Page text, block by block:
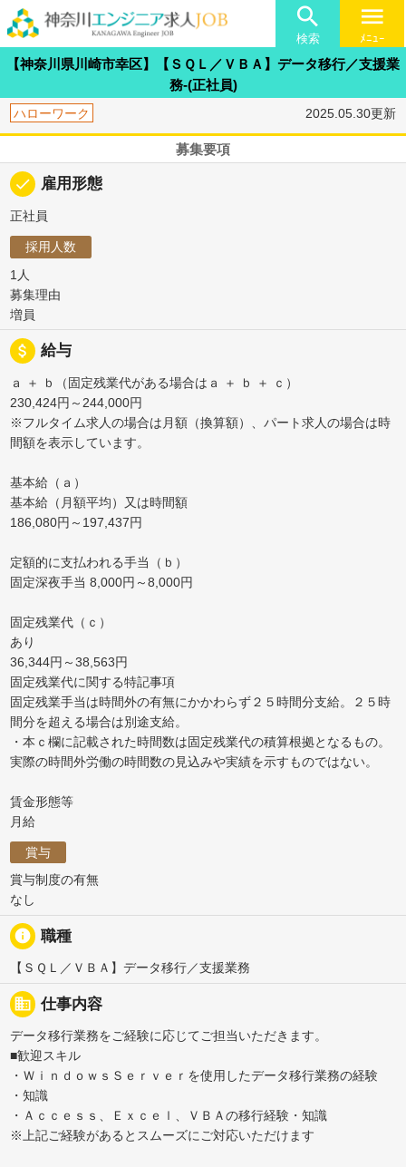

検索
menu
ﾒﾆｭｰ
【神奈川県川崎市幸区】【ＳＱＬ／ＶＢＡ】データ移行／支援業
務-(正社員)
ハローワーク 2025.05.30更新
募集要項
done 雇用形態
正社員
採用人数
1人
募集理由
増員
attach_money 給与
ａ ＋ ｂ（固定残業代がある場合はａ ＋ ｂ ＋ ｃ）
230,424円～244,000円
※フルタイム求人の場合は月額（換算額）、パート求人の場合は時
間額を表示しています。
基本給（ａ）
基本給（月額平均）又は時間額
186,080円～197,437円
定額的に支払われる手当（ｂ）
固定深夜手当 8,000円～8,000円
固定残業代（ｃ）
あり
36,344円～38,563円
固定残業代に関する特記事項
固定残業手当は時間外の有無にかかわらず２５時間分支給。２５時
間分を超える場合は別途支給。
・本ｃ欄に記載された時間数は固定残業代の積算根拠となるもの。
実際の時間外労働の時間数の見込みや実績を示すものではない。
賃金形態等
月給
賞与
賞与制度の有無
なし
info 職種
【ＳＱＬ／ＶＢＡ】データ移行／支援業務
business 仕事内容
データ移行業務をご経験に応じてご担当いただきます。
■歓迎スキル
・ＷｉｎｄｏｗｓＳｅｒｖｅｒを使用したデータ移行業務の経験
・知識
・Ａｃｃｅｓｓ、Ｅｘｃｅｌ、ＶＢＡの移行経験・知識
※上記ご経験があるとスムーズにご対応いただけます